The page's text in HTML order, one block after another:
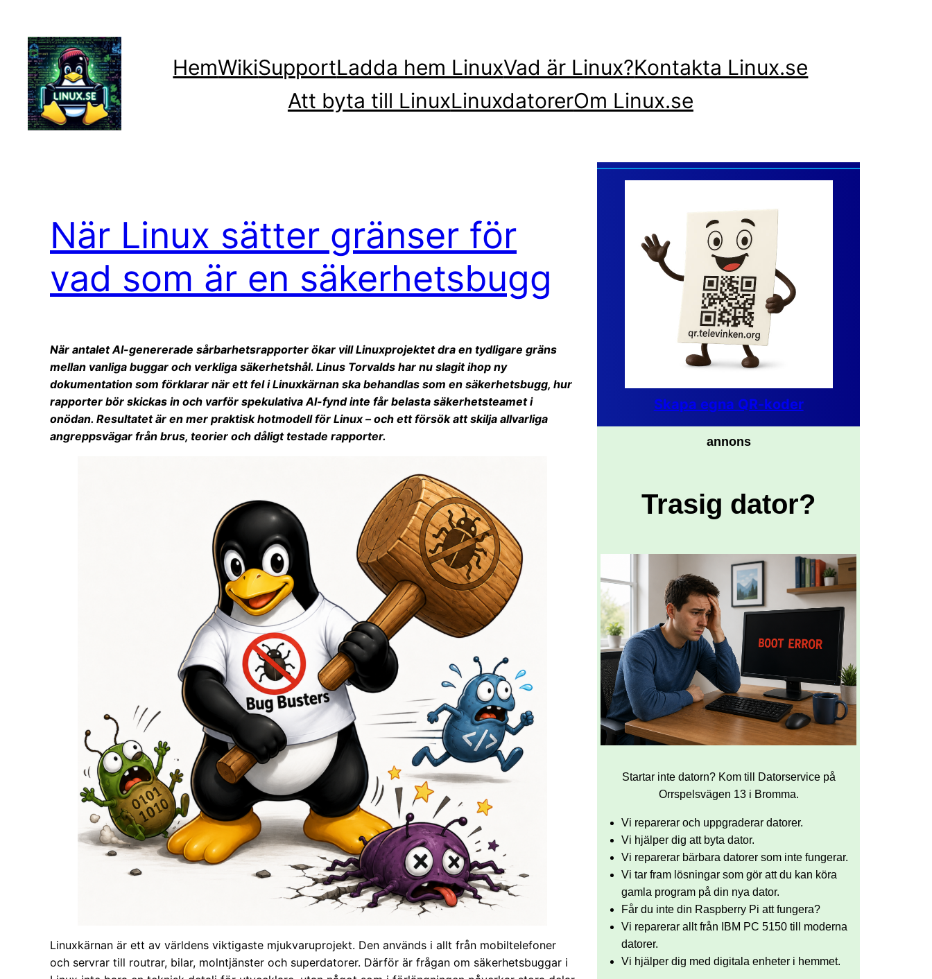
innehåll
HemWikiSupportLadda hem LinuxVad är Linux?Kontakta Linux.se
Att byta till LinuxLinuxdatorerOm Linux.se
När Linux sätter gränser för
vad som är en säkerhetsbugg
När antalet AI-genererade sårbarhetsrapporter ökar vill Linuxprojektet dra en tydligare gräns
mellan vanliga buggar och verkliga säkerhetshål. Linus Torvalds har nu slagit ihop ny
dokumentation som förklarar när ett fel i Linuxkärnan ska behandlas som en säkerhetsbugg, hur
rapporter bör skickas in och varför spekulativa AI-fynd inte får belasta säkerhetsteamet i
onödan. Resultatet är en mer praktisk hotmodell för Linux – och ett försök att skilja allvarliga
angreppsvägar från brus, teorier och dåligt testade rapporter.
Linuxkärnan är ett av världens viktigaste mjukvaruprojekt. Den används i allt från mobiltelefoner
och servrar till routrar, bilar, molntjänster och superdatorer. Därför är frågan om säkerhetsbuggar i
Skapa egna QR-koder
annons
Trasig dator?
Startar inte datorn? Kom till Datorservice på
Orrspelsvägen 13 i Bromma.
Vi reparerar och uppgraderar datorer.
Vi hjälper dig att byta dator.
Vi reparerar bärbara datorer som inte fungerar.
Vi tar fram lösningar som gör att du kan köra
gamla program på din nya dator.
Får du inte din Raspberry Pi att fungera?
Vi reparerar allt från IBM PC 5150 till moderna
datorer.
Vi hjälper dig med digitala enheter i hemmet.